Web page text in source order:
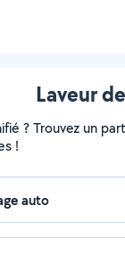
Laveur
? Trouvez un
!